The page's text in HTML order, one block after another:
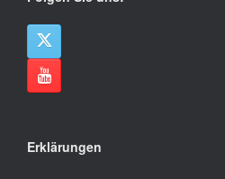
Erklärungen